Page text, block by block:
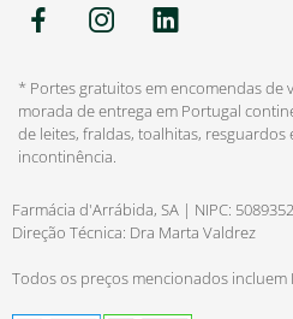
* Portes gratuitos em encomendas de
morada de entrega em Portugal
de leites, fraldas, toalhitas,
incontinência.
Farmácia d'Arrábida, SA | NIPC:
Direção Técnica: Dra Marta Valdrez
Todos os preços mencionados incluem